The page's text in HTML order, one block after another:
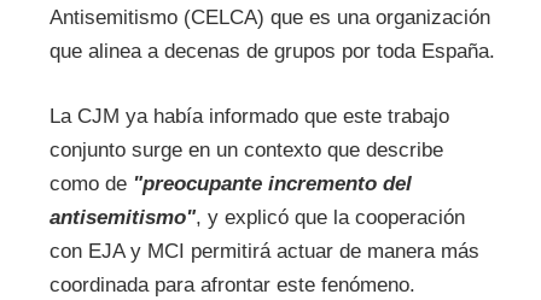
Antisemitismo (CELCA) que es una organización
que alinea a decenas de grupos por toda España.
La CJM ya había informado que este trabajo
conjunto surge en un contexto que describe
como de "preocupante incremento del
antisemitismo", y explicó que la cooperación
con EJA y MCI permitirá actuar de manera más
coordinada para afrontar este fenómeno.